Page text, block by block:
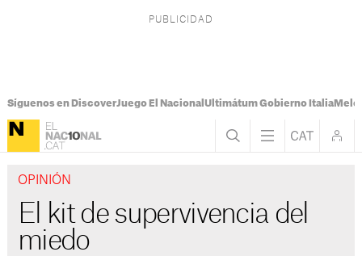
Síguenos en DiscoverJuego El Nacional Ultimátum Gobierno Italia
OPINIÓN
El kit de supervivencia del
miedo